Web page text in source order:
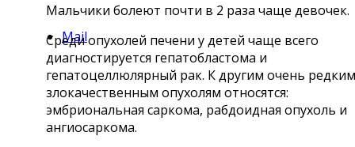
Mail
Мальчики болеют почти в 2 раза чаще девочек.
Среди опухолей печени у детей чаще всего
диагностируется гепатобластома и
гепатоцеллюлярный рак. К другим очень редким
злокачественным опухолям относятся:
эмбриональная саркома, рабдоидная опухоль и
ангиосаркома.